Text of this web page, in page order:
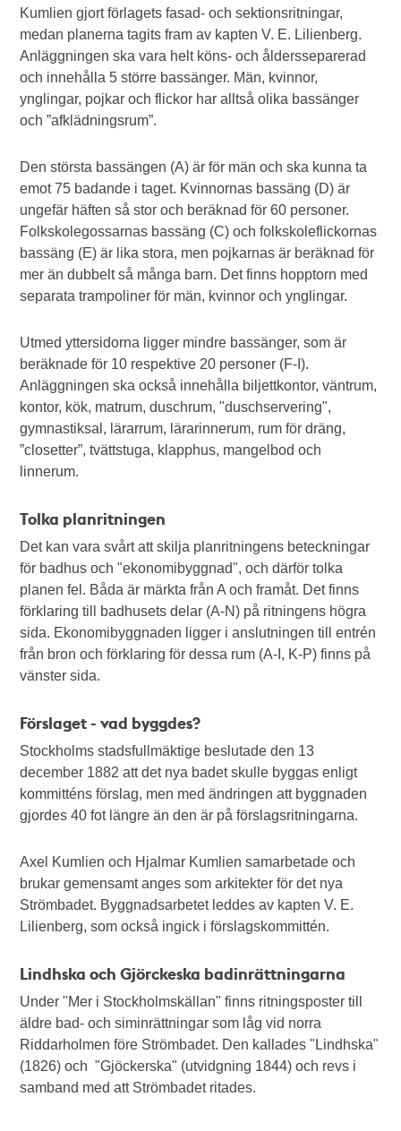
Kumlien gjort förlagets fasad- och sektionsritningar,
medan planerna tagits fram av kapten V. E. Lilienberg.
Anläggningen ska vara helt köns- och åldersseparerad
och innehålla 5 större bassänger. Män, kvinnor,
ynglingar, pojkar och flickor har alltså olika bassänger
och ”afklädningsrum”.
Den största bassängen (A) är för män och ska kunna ta
emot 75 badande i taget. Kvinnornas bassäng (D) är
ungefär häften så stor och beräknad för 60 personer.
Folkskolegossarnas bassäng (C) och folkskoleflickornas
bassäng (E) är lika stora, men pojkarnas är beräknad för
mer än dubbelt så många barn. Det finns hopptorn med
separata trampoliner för män, kvinnor och ynglingar.
Utmed yttersidorna ligger mindre bassänger, som är
beräknade för 10 respektive 20 personer (F-I).
Anläggningen ska också innehålla biljettkontor, väntrum,
kontor, kök, matrum, duschrum, "duschservering",
gymnastiksal, lärarrum, lärarinnerum, rum för dräng,
”closetter”, tvättstuga, klapphus, mangelbod och
linnerum.
Tolka planritningen
Det kan vara svårt att skilja planritningens beteckningar
för badhus och "ekonomibyggnad", och därför tolka
planen fel. Båda är märkta från A och framåt. Det finns
förklaring till badhusets delar (A-N) på ritningens högra
sida. Ekonomibyggnaden ligger i anslutningen till entrén
från bron och förklaring för dessa rum (A-I, K-P) finns på
vänster sida.
Förslaget - vad byggdes?
Stockholms stadsfullmäktige beslutade den 13
december 1882 att det nya badet skulle byggas enligt
kommitténs förslag, men med ändringen att byggnaden
gjordes 40 fot längre än den är på förslagsritningarna.
Axel Kumlien och Hjalmar Kumlien samarbetade och
brukar gemensamt anges som arkitekter för det nya
Strömbadet. Byggnadsarbetet leddes av kapten V. E.
Lilienberg, som också ingick i förslagskommittén.
Lindhska och Gjörckeska badinrättningarna
Under "Mer i Stockholmskällan" finns ritningsposter till
äldre bad- och siminrättningar som låg vid norra
Riddarholmen före Strömbadet. Den kallades "Lindhska"
(1826) och "Gjöckerska" (utvidgning 1844) och revs i
samband med att Strömbadet ritades.